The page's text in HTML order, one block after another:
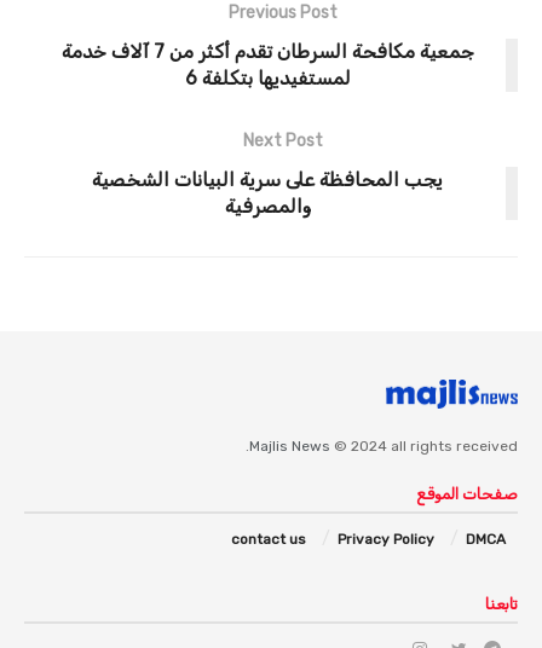
Previous Post
جمعية مكافحة السرطان تقدم أكثر من 7 آلاف خدمة
لمستفيديها بتكلفة 6
Next Post
يجب المحافظة على سرية البيانات الشخصية
والمصرفية
Majlis News © 2024 all rights received.
صفحات الموقع
DMCA
Privacy Policy
contact us
تابعنا